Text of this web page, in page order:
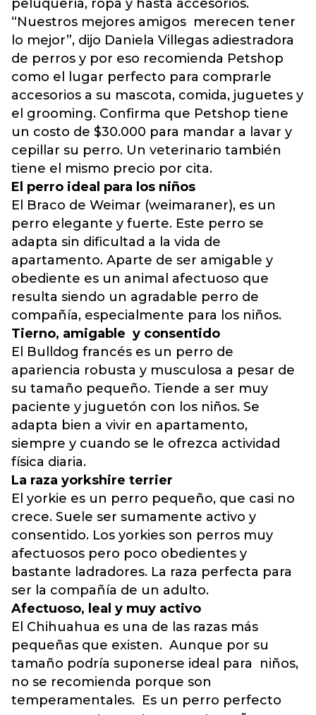
peluquería, ropa y hasta accesorios.
“Nuestros mejores amigos merecen tener
lo mejor”, dijo Daniela Villegas adiestradora
de perros y por eso recomienda Petshop
como el lugar perfecto para comprarle
accesorios a su mascota, comida, juguetes y
el grooming. Confirma que Petshop tiene
un costo de $30.000 para mandar a lavar y
cepillar su perro. Un veterinario también
tiene el mismo precio por cita.
El perro ideal para los niños
El Braco de Weimar (weimaraner), es un
perro elegante y fuerte. Este perro se
adapta sin dificultad a la vida de
apartamento. Aparte de ser amigable y
obediente es un animal afectuoso que
resulta siendo un agradable perro de
compañía, especialmente para los niños.
Tierno, amigable y consentido
El Bulldog francés es un perro de
apariencia robusta y musculosa a pesar de
su tamaño pequeño. Tiende a ser muy
paciente y juguetón con los niños. Se
adapta bien a vivir en apartamento,
siempre y cuando se le ofrezca actividad
física diaria.
La raza yorkshire terrier
El yorkie es un perro pequeño, que casi no
crece. Suele ser sumamente activo y
consentido. Los yorkies son perros muy
afectuosos pero poco obedientes y
bastante ladradores. La raza perfecta para
ser la compañía de un adulto.
Afectuoso, leal y muy activo
El Chihuahua es una de las razas más
pequeñas que existen. Aunque por su
tamaño podría suponerse ideal para niños,
no se recomienda porque son
temperamentales. Es un perro perfecto